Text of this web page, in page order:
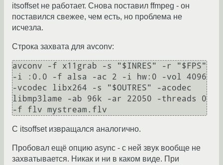
itsoffset не работает. Снова поставил ffmpeg - он
поставился свежее, чем есть, но проблема не
исчезла.
Строка захвата для avconv:
avconv -f x11grab -s "$INRES" -r "$FPS"
-i :0.0 -f alsa -ac 2 -i hw:0 -vol 4096
-vcodec libx264 -s "$OUTRES" -acodec
libmp3lame -ab 96k -ar 22050 -threads 0
C itsoffset извращался аналогично.
Пробовал ещё опцию async - с ней звук вообще не
захватывается. Никак и ни в каком виде. При